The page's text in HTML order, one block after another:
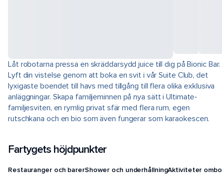
Låt robotarna pressa en skräddarsydd juice till dig på Bionic Bar.
Lyft din vistelse genom att boka en svit i vår Suite Club, det
lyxigaste boendet till havs med tillgång till flera olika exklusiva
anläggningar. Skapa familjeminnen på nya sätt i Ultimate-
familjesviten, en rymlig privat sfär med flera rum, egen
rutschkana och en bio som även fungerar som karaokescen.
Fartygets höjdpunkter
Restauranger och barerShower och underhållningAktiviteter